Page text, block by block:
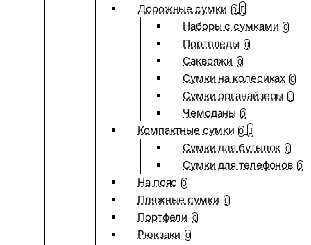
Дорожные сумки 0
Наборы с сумками 0
Портпледы 0
Саквояжи 0
Сумки на колесиках 0
Сумки органайзеры 0
Чемоданы 0
Компактные сумки 0
Сумки для бутылок 0
Сумки для телефонов 0
На пояс 0
Пляжные сумки 0
Портфели 0
Рюкзаки 0